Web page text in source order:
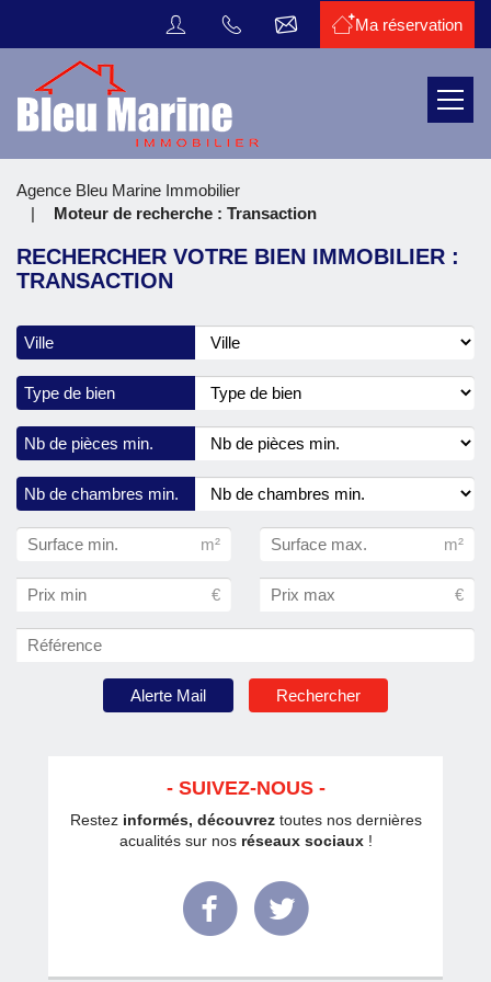
Ma réservation
Menu
Transaction
Location
vacances
Faire
votre
bien
La
Tranche
sur
mer
L'agence
Contact
êtesAgence Bleu Marine Immobilier
Moteur de recherche : Transaction
RECHERCHER VOTRE BIEN IMMOBILIER :
TRANSACTION
Ville
Type de bien
Nb de pièces min.
Nb de chambres min.
Référence
Alerte Mail Rechercher
SUIVEZ-NOUS
Restez informés, découvrez toutes nos dernières
acualités sur nos réseaux sociaux!
Facebook